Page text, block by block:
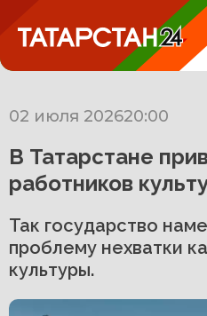
02 июля 202620:00
В Татарстане
работников
Так государство
проблему нехватки
культуры.